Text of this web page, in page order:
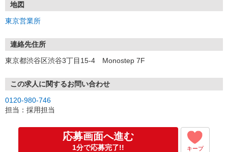
①応募から3営業日を目安に、メールorお電話でご連絡します。
★スマホでWEB面接（LINEなど）・出張面接・事務所面接と選べま
す
③面接実施（履歴書不要）
※ご希望があれば、職場見学の調整もOKです！
お気軽にご応募ください♪
地図
東京営業所
連絡先住所
東京都渋谷区渋谷3丁目15-4 Monostep 7F
この求人に関するお問い合わせ
0120-980-746
担当：採用担当
応募画面へ進む
1分で応募完了!! キープ